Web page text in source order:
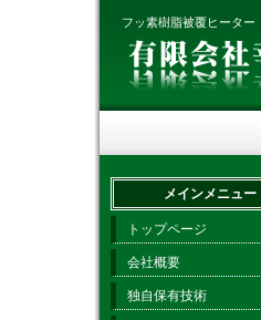
フッ素樹脂被覆ヒータ
メインメニュー
トップページ
会社概要
独自保有技術